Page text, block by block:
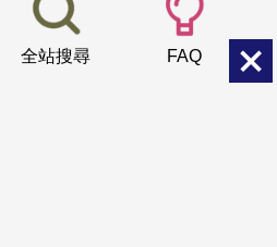
全站搜尋 FAQ